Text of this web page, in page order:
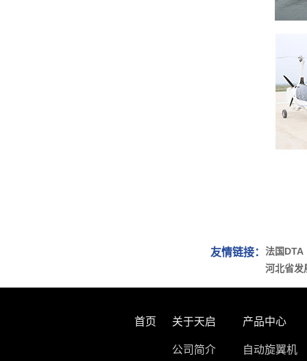
友情链接： 法国DTA
河北省发
首页 关于天启
公司简介
产品中心
自动旋翼机